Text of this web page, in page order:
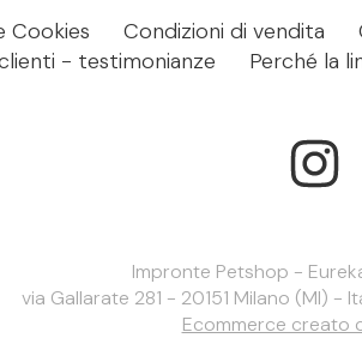
Cookies Condizioni di vendita
- testimonianze
Perché la
Impronte Petshop -
via Gallarate 281 - 20151 Milano (MI) -
Ecommerce creato